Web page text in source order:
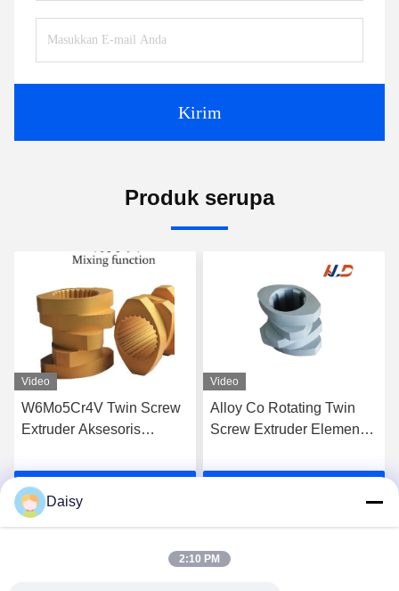
Kirim
Produk serupa
Video
W6Mo5Cr4V Twin Screw
Extruder Aksesoris
Benang Industri
Dapatkan Harga Terbaik
Video
Alloy Co Rotating Twin
Screw Extruder Elemen
Berkualitas Tinggi
Daisy
2:10 PM